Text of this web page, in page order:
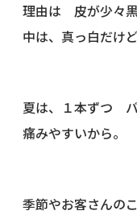
理由は 皮が少々黒
中は、真っ白だけど
夏は、１本ずつ バ
痛みやすいから。
季節やお客さんの